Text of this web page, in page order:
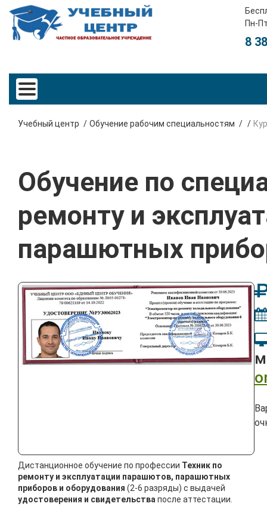
Пн-
8
Учебный центр Обучение рабочим специальностям
Обучение по
ремонту и
парашютных
Дистанционное обучение по профессии Техник по
ремонту и эксплуатации парашютов, парашютных
приборов и оборудования (2-6 разряды) с выдачей
удостоверения и свидетельствапосле аттестации.